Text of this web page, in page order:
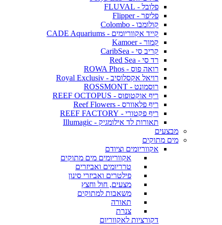
פלובל - FLUVAL
פליפר - Flipper
קולומבו - Colombo
קייד אקווריומים - CADE Aquariums
קמור - Kamoer
קריב סי - CaribSea
רד סי - Red Sea
רואה פוס - ROWA Phos
רויאל אקסלוסיב - Royal Exclusiv
רוסמונט - ROSSMONT
ריף אוקטופוס - REEF OCTOPUS
ריף פלאוורס - Reef Flowers
ריף פקטורי - REEF FACTORY
תאורות לד אילומגיק - Illumagic
מבצעים
מים מתוקים
אקווריומים וציודם
אקווריומים מים מתוקים
טרריומים ואביזרים
פילטרים ואביזרי סינון
מצעים, חול וחצץ
משאבות למתוקים
תאורה
צנרת
דקורציות לאקווריום